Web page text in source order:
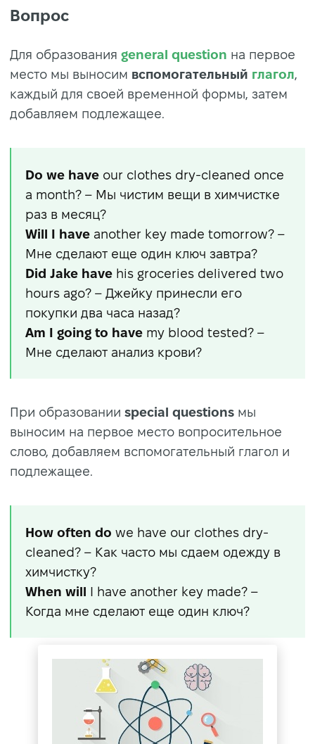
Вопрос
Для образования general question на первое
место мы выносим вспомогательный глагол,
каждый для своей временной формы, затем
добавляем подлежащее.
Do we have our clothes dry-cleaned once
a month? – Мы чистим вещи в химчистке
раз в месяц?
Will I have another key made tomorrow? –
Мне сделают еще один ключ завтра?
Did Jake have his groceries delivered two
hours ago? – Джейку принесли его
покупки два часа назад?
Am I going to have my blood tested? –
Мне сделают анализ крови?
При образовании special questions мы
выносим на первое место вопросительное
слово, добавляем вспомогательный глагол и
подлежащее.
How often do we have our clothes dry-
cleaned? – Как часто мы сдаем одежду в
химчистку?
When will I have another key made? –
Когда мне сделают еще один ключ?